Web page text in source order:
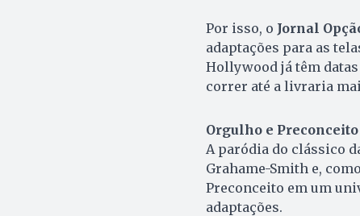
Por isso, o Jornal
adaptações para as
Hollywood já têm
correr até a livraria
Orgulho e
A paródia do clássico
Grahame-Smith e,
Preconceito em um
adaptações.